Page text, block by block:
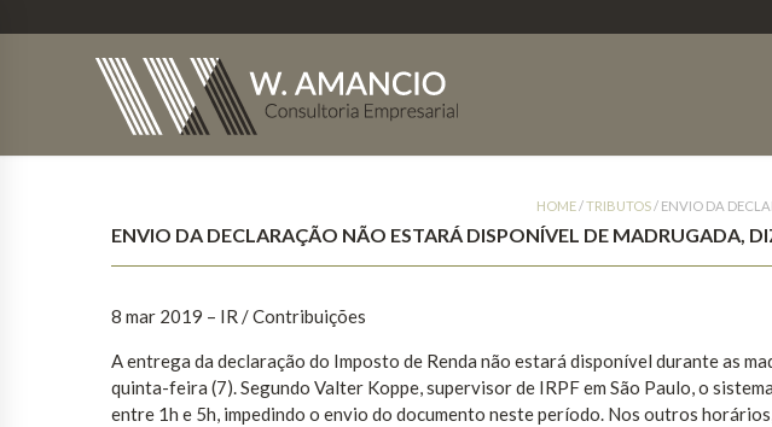
HOME/TRIBUTOS/ ENVIO DA
ENVIO DA DECLARAÇÃO NÃO ESTARÁ DISPONÍVEL DE MADRUGADA,
8 mar 2019 – IR / Contribuições
A entrega da declaração do Imposto de Renda não estará disponível durante as
quinta-feira (7). Segundo Valter Koppe, supervisor de IRPF em São Paulo, o
entre 1h e 5h, impedindo o envio do documento neste período. Nos outros